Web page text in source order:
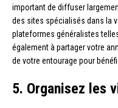
important de diffuser
des sites spécialisés dans la
plateformes généralistes
également à partager votre
de votre entourage pour
5. Organisez les